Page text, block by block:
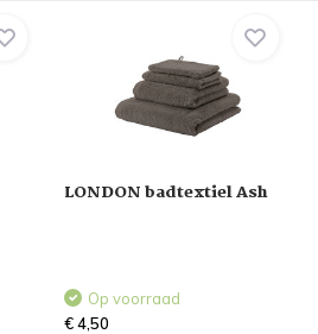
LONDON badtextiel Ash
Op voorraad
€ 4,50